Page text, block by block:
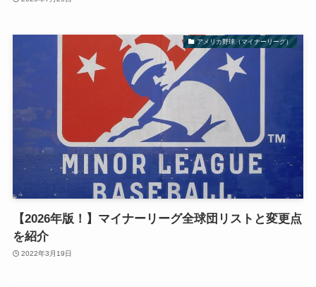
アメリカ野球（マイナーリーグ）
【2026年版！】マイナーリーグ全球団リストと変更点
を紹介
2022年3月19日